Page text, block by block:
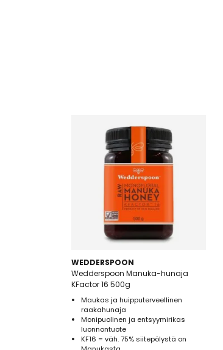
WEDDERSPOON
Wedderspoon Manuka-hunaja
KFactor 16 500g
Maukas ja huipputerveellinen
raakahunaja
Monipuolinen ja entsyymirikas
luonnontuote
KF16 = väh. 75% siitepölystä on